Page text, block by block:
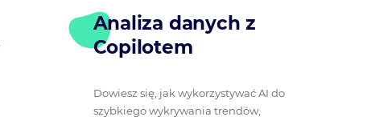
Analiza danych z
Copilotem
Dowiesz się, jak wykorzystywać AI do
szybkiego wykrywania trendów,